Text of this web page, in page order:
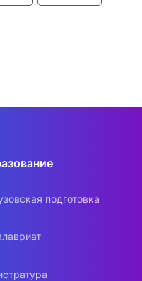
подготовка